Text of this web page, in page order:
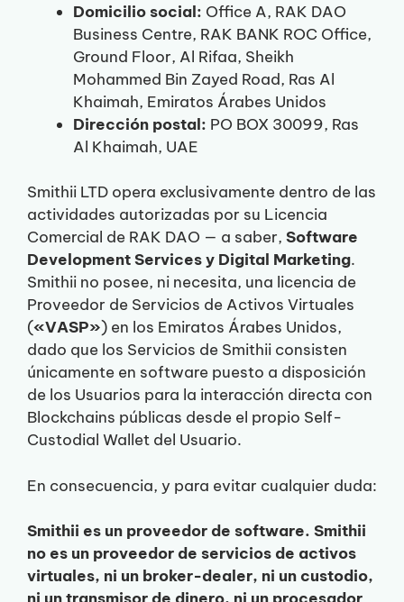
Domicilio social: Office A, RAK DAO
Business Centre, RAK BANK ROC Office,
Ground Floor, Al Rifaa, Sheikh
Mohammed Bin Zayed Road, Ras Al
Khaimah, Emiratos Árabes Unidos
Dirección postal: PO BOX 30099, Ras
Al Khaimah, UAE
Smithii LTD opera exclusivamente dentro de las
actividades autorizadas por su Licencia
Comercial de RAK DAO — a saber, Software
Development Services y Digital Marketing.
Smithii no posee, ni necesita, una licencia de
Proveedor de Servicios de Activos Virtuales
(«VASP») en los Emiratos Árabes Unidos,
dado que los Servicios de Smithii consisten
únicamente en software puesto a disposición
de los Usuarios para la interacción directa con
Blockchains públicas desde el propio Self-
Custodial Wallet del Usuario.
En consecuencia, y para evitar cualquier duda:
Smithii es un proveedor de software. Smithii
no es un proveedor de servicios de activos
virtuales, ni un broker-dealer, ni un custodio,